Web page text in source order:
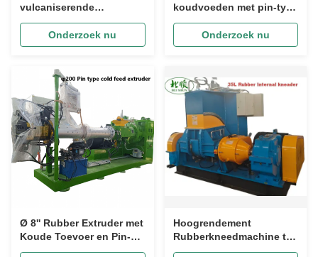
vulcaniserende
persmachine met 200 mm
cilinder slag en 0-25 MPa
drukbereik
Onderzoek nu
koudvoeden met pin-type
en pin-barrel voor de
rubberplaat- en
bandenloopindustrie
Onderzoek nu
Ø 8'' Rubber Extruder met
Koude Toevoer en Pin-
Type / Rubberplaat,
Hoogrendement
Rubberkneedmachine te
Koop | Industriële Rubber